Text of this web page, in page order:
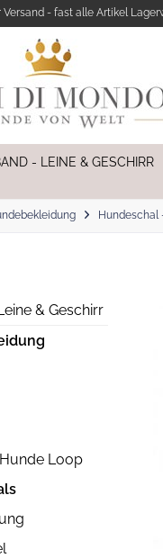
Versand - fast alle Artikel
- LEINE & GESCHIRR
Hundeschal
& Geschirr
Loop